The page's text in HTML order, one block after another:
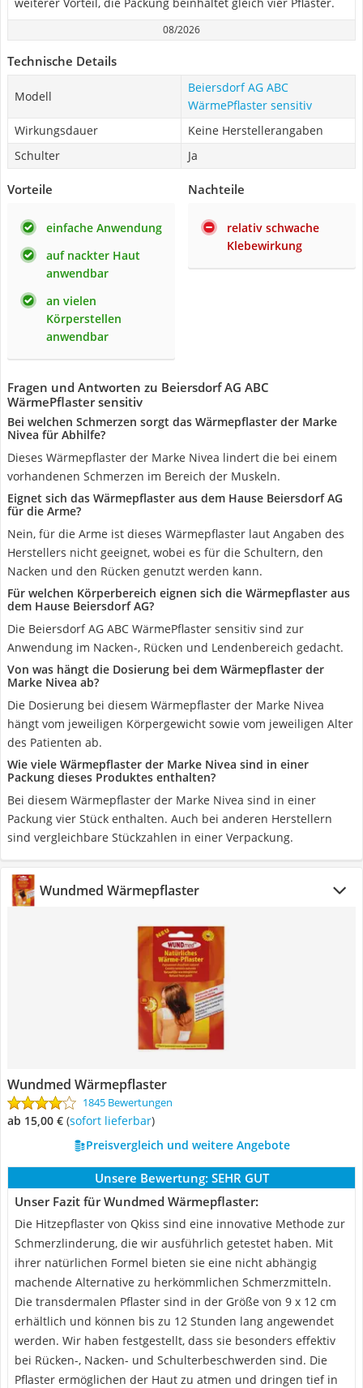
08/2026
Technische Details
Modell
Beiersdorf AG ABC
WärmePflaster sensitiv
Wirkungsdauer
Keine Herstellerangaben
Schulter
Ja
Vorteile
einfache Anwendung
auf nackter Haut
anwendbar
an vielen
Körperstellen
anwendbar
Nachteile
relativ schwache
Klebewirkung
Fragen und Antworten zu Beiersdorf AG ABC
WärmePflaster sensitiv
Bei welchen Schmerzen sorgt das Wärmepflaster der Marke
Nivea für Abhilfe?
Dieses Wärmepflaster der Marke Nivea lindert die bei einem
vorhandenen Schmerzen im Bereich der Muskeln.
Eignet sich das Wärmepflaster aus dem Hause Beiersdorf AG
für die Arme?
Nein, für die Arme ist dieses Wärmepflaster laut Angaben des
Herstellers nicht geeignet, wobei es für die Schultern, den
Nacken und den Rücken genutzt werden kann.
Für welchen Körperbereich eignen sich die Wärmepflaster aus
dem Hause Beiersdorf AG?
Die Beiersdorf AG ABC WärmePflaster sensitiv sind zur
Anwendung im Nacken-, Rücken und Lendenbereich gedacht.
Von was hängt die Dosierung bei dem Wärmepflaster der
Marke Nivea ab?
Die Dosierung bei diesem Wärmepflaster der Marke Nivea
hängt vom jeweiligen Körpergewicht sowie vom jeweiligen Alter
des Patienten ab.
Wie viele Wärmepflaster der Marke Nivea sind in einer
Packung dieses Produktes enthalten?
Bei diesem Wärmepflaster der Marke Nivea sind in einer
Packung vier Stück enthalten. Auch bei anderen Herstellern
sind vergleichbare Stückzahlen in einer Verpackung.
Wundmed Wärmepflaster
Wundmed Wärmepflaster
1845 Bewertungen
ab 15,00 € ( Sofort lieferbar)
Preisvergleich und weitere Angebote
Unsere Bewertung: SEHR GUT
Unser Fazit für Wundmed Wärmepflaster:
Die Hitzepflaster von Qkiss sind eine innovative Methode zur
Schmerzlinderung, die wir ausführlich getestet haben. Mit
ihrer natürlichen Formel bieten sie eine nicht abhängig
machende Alternative zu herkömmlichen Schmerzmitteln.
Die transdermalen Pflaster sind in der Größe von 9 x 12 cm
erhältlich und können bis zu 12 Stunden lang angewendet
werden. Wir haben festgestellt, dass sie besonders effektiv
bei Rücken-, Nacken- und Schulterbeschwerden sind. Die
Pflaster ermöglichen der Haut zu atmen und dringen tief in